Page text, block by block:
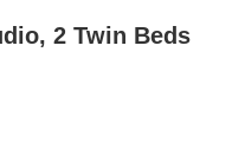
2 Twin Beds